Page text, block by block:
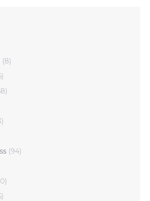
(8)
(94)